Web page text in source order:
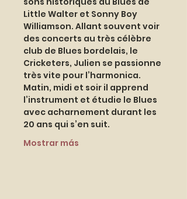
Little Walter et Sonny Boy
Williamson. Allant souvent voir
des concerts au très célèbre
club de Blues bordelais, le
Cricketers, Julien se passionne
très vite pour l’harmonica.
Matin, midi et soir il apprend
l’instrument et étudie le Blues
avec acharnement durant les
20 ans qui s’en suit.
Mostrar más